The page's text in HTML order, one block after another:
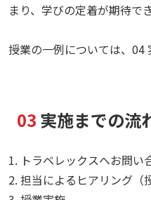
まり、学びの定着が期待でき
授業の一例については、04
03 実施までの流
1. トラベレックスへお問い
2. 担当によるヒアリング（